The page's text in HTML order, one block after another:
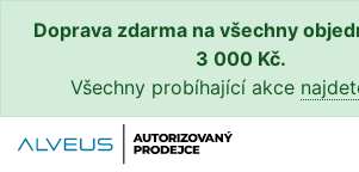
Doprava zdarma na všechny
3 000 Kč.
Všechny probíhající akce